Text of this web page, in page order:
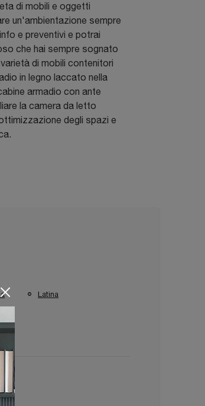
di mobili e oggetti
un'ambientazione sempre
e preventivi e potrai
che hai sempre sognato
di mobili contenitori
in legno laccato nella
armadio con ante
la camera da letto
degli spazi e
Latina